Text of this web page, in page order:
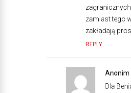
zagranicznych
zamiast tego
zakładają
REPLY
Anonim
Dla